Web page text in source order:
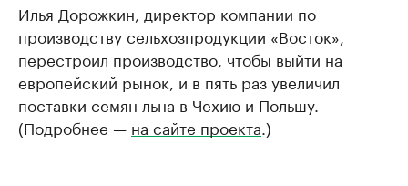
Илья Дорожкин, директор компании по
производству сельхозпродукции «Восток»,
перестроил производство, чтобы выйти на
европейский рынок, и в пять раз увеличил
поставки семян льна в Чехию и Польшу.
(Подробнее — на сайте проекта .)